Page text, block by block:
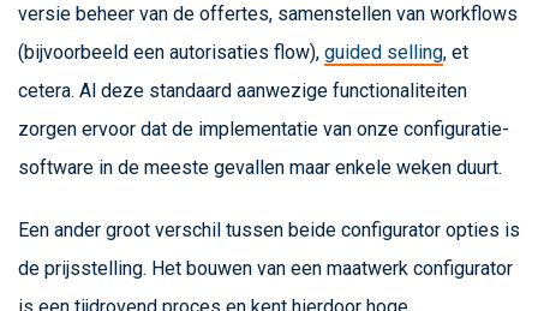
versie beheer van de offertes, samenstellen van workflows
(bijvoorbeeld een autorisaties flow), guided selling, et
cetera. Al deze standaard aanwezige functionaliteiten
zorgen ervoor dat de implementatie van onze configuratie-
software in de meeste gevallen maar enkele weken duurt.
Een ander groot verschil tussen beide configurator opties is
de prijsstelling. Het bouwen van een maatwerk configurator